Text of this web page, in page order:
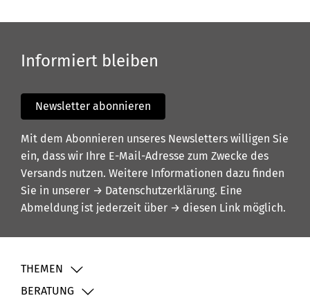
Informiert bleiben
Newsletter abonnieren
Mit dem Abonnieren unseres Newsletters willigen Sie
ein, dass wir Ihre E-Mail-Adresse zum Zwecke des
Versands nutzen. Weitere Informationen dazu finden
Sie in unserer → Datenschutzerklärung. Eine
Abmeldung ist jederzeit über → diesen Link möglich.
THEMEN
BERATUNG